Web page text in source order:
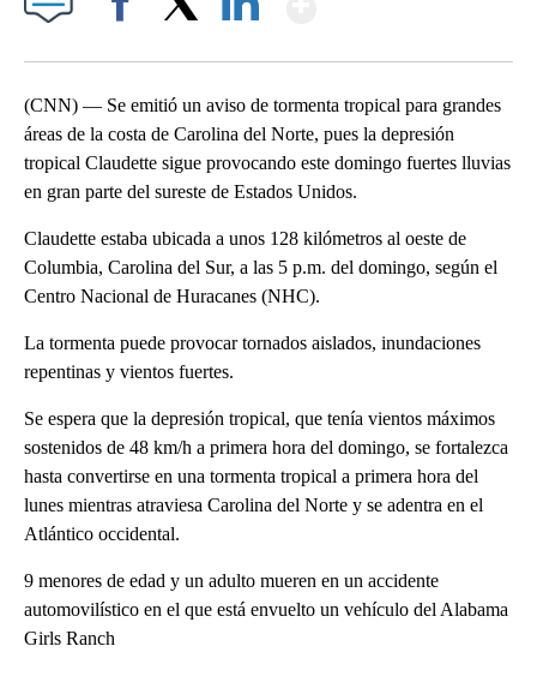
(CNN) — Se emitió un aviso de tormenta tropical para grandes
áreas de la costa de Carolina del Norte, pues la depresión
tropical Claudette sigue provocando este domingo fuertes lluvias
en gran parte del sureste de Estados Unidos.
Claudette estaba ubicada a unos 128 kilómetros al oeste de
Columbia, Carolina del Sur, a las 5 p.m. del domingo, según el
Centro Nacional de Huracanes (NHC).
La tormenta puede provocar tornados aislados, inundaciones
repentinas y vientos fuertes.
Se espera que la depresión tropical, que tenía vientos máximos
sostenidos de 48 km/h a primera hora del domingo, se fortalezca
hasta convertirse en una tormenta tropical a primera hora del
lunes mientras atraviesa Carolina del Norte y se adentra en el
Atlántico occidental.
9 menores de edad y un adulto mueren en un accidente
automovilístico en el que está envuelto un vehículo del Alabama
Girls Ranch